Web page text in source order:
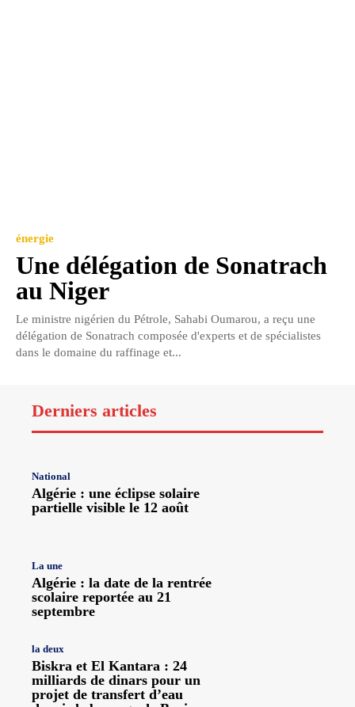
énergie
Une délégation de Sonatrach
au Niger
Le ministre nigérien du Pétrole, Sahabi Oumarou, a reçu une
délégation de Sonatrach composée d'experts et de spécialistes
dans le domaine du raffinage et...
Derniers articles
National
Algérie : une éclipse solaire
partielle visible le 12 août
La une
Algérie : la date de la rentrée
scolaire reportée au 21
septembre
la deux
Biskra et El Kantara : 24
milliards de dinars pour un
projet de transfert d’eau